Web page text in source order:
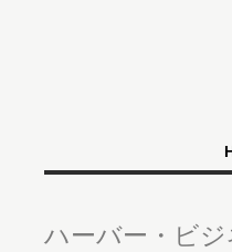
ハーバー・ビ